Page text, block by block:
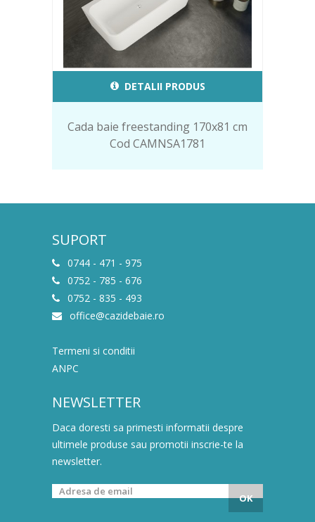
DETALII PRODUS
Cada baie freestanding 170x81 cm
Cod CAMNSA1781
SUPORT
0744 - 471 - 975
0752 - 785 - 676
0752 - 835 - 493
office@cazidebaie.ro
Termeni si conditii
ANPC
NEWSLETTER
Daca doresti sa primesti informatii despre
ultimele produse sau promotii inscrie-te la
newsletter.
OK